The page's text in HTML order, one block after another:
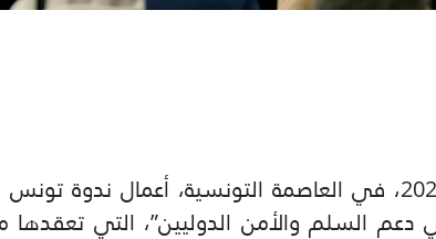
انطلقت يوم الاثنين 17 نوفمبر 2025، في العاصمة التونسية،
دعم السلم والأمن الدوليين”، التي تعقدها